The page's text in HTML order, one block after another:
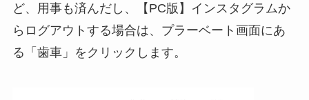
ど、用事も済んだし、【PC版】インスタグラムか
らログアウトする場合は、プラーベート画面にあ
る「歯車」をクリックします。